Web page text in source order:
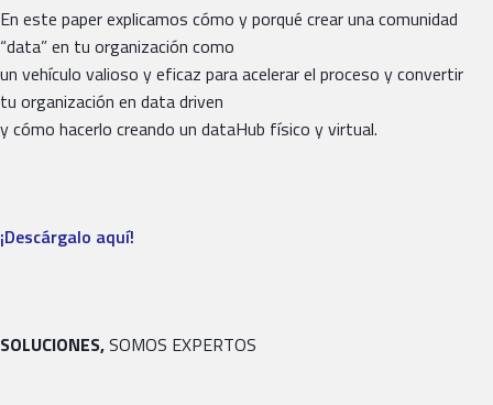
En este paper explicamos cómo y porqué crear una comunidad
“data” en tu organización como
un vehículo valioso y eficaz para acelerar el proceso y convertir
tu organización en data driven
y cómo hacerlo creando un dataHub físico y virtual.
¡Descárgalo aquí!
SOLUCIONES,SOMOS EXPERTOS